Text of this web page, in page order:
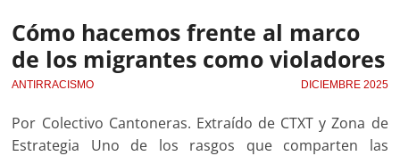
Cómo hacemos frente al marco
de los migrantes como violadores
ANTIRRACISMO DICIEMBRE 2025
Por Colectivo Cantoneras. Extraído de CTXT y Zona de
Estrategia Uno de los rasgos que comparten las